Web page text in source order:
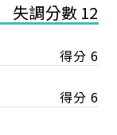
失調分數 12
得分 6
得分 6